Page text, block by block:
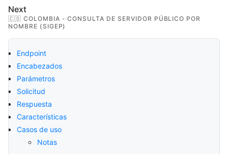
Next
🇨🇴 COLOMBIA - CONSULTA DE SERVIDOR PÚBLICO POR
NOMBRE (SIGEP)
Endpoint
Encabezados
Parámetros
Solicitud
Respuesta
Características
Casos de uso
Notas